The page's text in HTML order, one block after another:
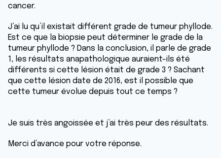
cancer.
J’ai lu qu’il existait différent grade de tumeur phyllode.
Est ce que la biopsie peut déterminer le grade de la
tumeur phyllode ? Dans la conclusion, il parle de grade
1, les résultats anapathologique auraient-ils été
différents si cette lésion était de grade 3 ? Sachant
que cette lésion date de 2016, est il possible que
cette tumeur évolue depuis tout ce temps ?
Je suis très angoissée et j’ai très peur des résultats.
Merci d’avance pour votre réponse.